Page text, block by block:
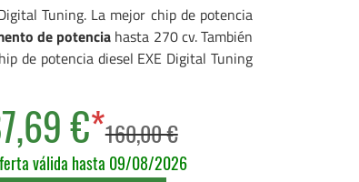
Tuning. La mejor chip de potencia
de potencia hasta 270 cv. También
de potencia diesel EXE Digital Tuning
€*160,00 €
válida hasta 09/08/2026